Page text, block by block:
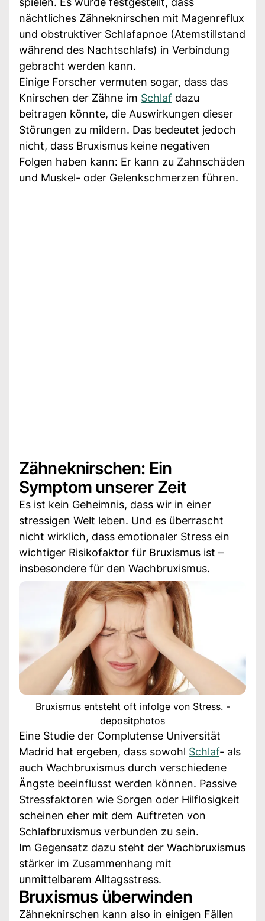
nächtliches Zähneknirschen mit Magenreflux
und obstruktiver Schlafapnoe (Atemstillstand
während des Nachtschlafs) in Verbindung
gebracht werden kann.
Einige Forscher vermuten sogar, dass das
Knirschen der Zähne im Schlaf dazu
beitragen könnte, die Auswirkungen dieser
Störungen zu mildern. Das bedeutet jedoch
nicht, dass Bruxismus keine negativen
Folgen haben kann: Er kann zu Zahnschäden
und Muskel- oder Gelenkschmerzen führen.
Zähneknirschen: Ein
Symptom unserer Zeit
Es ist kein Geheimnis, dass wir in einer
stressigen Welt leben. Und es überrascht
nicht wirklich, dass emotionaler Stress ein
wichtiger Risikofaktor für Bruxismus ist –
insbesondere für den Wachbruxismus.
Bruxismus entsteht oft infolge von Stress. -
depositphotos
Eine Studie der Complutense Universität
Madrid hat ergeben, dass sowohl Schlaf- als
auch Wachbruxismus durch verschiedene
Ängste beeinflusst werden können. Passive
Stressfaktoren wie Sorgen oder Hilflosigkeit
scheinen eher mit dem Auftreten von
Schlafbruxismus verbunden zu sein.
Im Gegensatz dazu steht der Wachbruxismus
stärker im Zusammenhang mit
unmittelbarem Alltagsstress.
Bruxismus überwinden
Zähneknirschen kann also in einigen Fällen